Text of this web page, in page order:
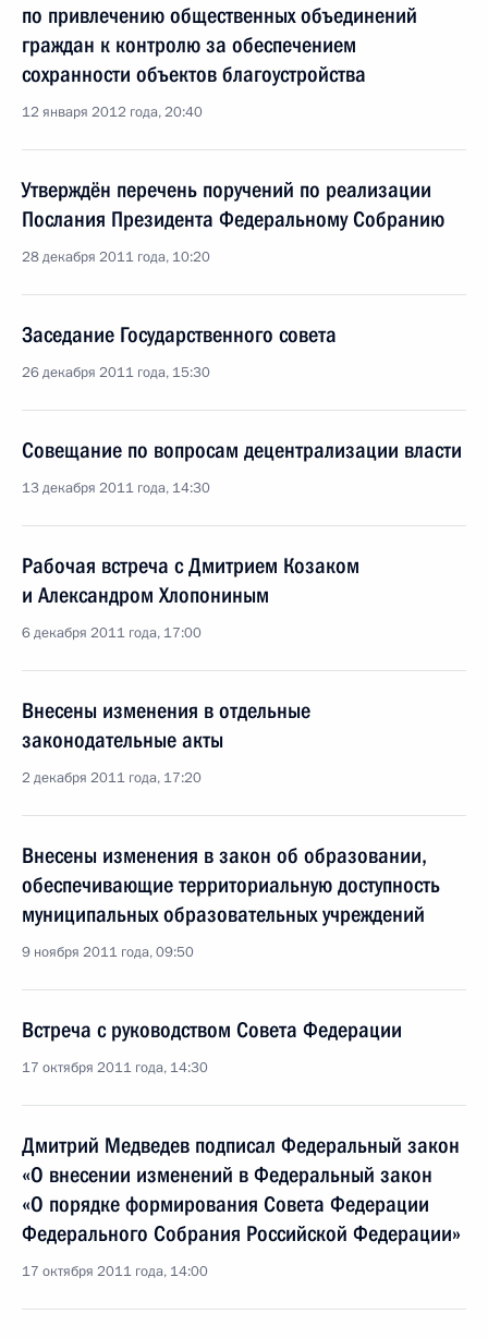
по привлечению общественных объединений
граждан к контролю за обеспечением
сохранности объектов благоустройства
12 января 2012 года, 20:40
Утверждён перечень поручений по реализации
Послания Президента Федеральному Собранию
28 декабря 2011 года, 10:20
Заседание Государственного совета
26 декабря 2011 года, 15:30
Совещание по вопросам децентрализации власти
13 декабря 2011 года, 14:30
Рабочая встреча с Дмитрием Козаком
и Александром Хлопониным
6 декабря 2011 года, 17:00
Внесены изменения в отдельные
законодательные акты
2 декабря 2011 года, 17:20
Внесены изменения в закон об образовании,
обеспечивающие территориальную доступность
муниципальных образовательных учреждений
9 ноября 2011 года, 09:50
Встреча с руководством Совета Федерации
17 октября 2011 года, 14:30
Дмитрий Медведев подписал Федеральный закон
«О внесении изменений в Федеральный закон
«О порядке формирования Совета Федерации
Федерального Собрания Российской Федерации»
17 октября 2011 года, 14:00